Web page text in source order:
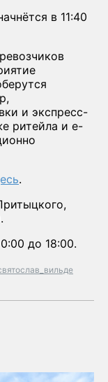
в 11:40
и экспресс-
ритейла и e-
.
до 18:00.